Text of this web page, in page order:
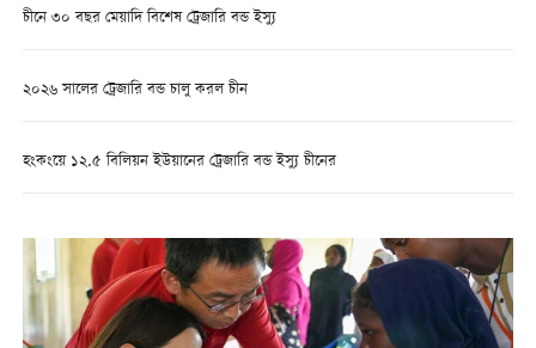
চীনে ৩০ বছর মেয়াদি বিশেষ ট্রেজারি বন্ড ইস্যু
২০২৬ সালের ট্রেজারি বন্ড চালু করল চীন
হংকংয়ে ১২.৫ বিলিয়ন ইউয়ানের ট্রেজারি বন্ড ইস্যু চীনের